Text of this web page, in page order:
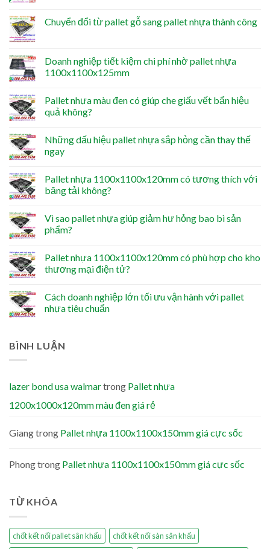
Chuyển đổi từ pallet gỗ sang pallet nhựa thành công
Doanh nghiệp tiết kiệm chi phí nhờ pallet nhựa
1100x1100x125mm
Pallet nhựa màu đen có giúp che giấu vết bẩn hiệu
quả không?
Những dấu hiệu pallet nhựa sắp hỏng cần thay thế
ngay
Pallet nhựa 1100x1100x120mm có tương thích với
băng tải không?
Vì sao pallet nhựa giúp giảm hư hỏng bao bì sản
phẩm?
Pallet nhựa 1100x1100x120mm có phù hợp cho kho
thương mại điện tử?
Cách doanh nghiệp lớn tối ưu vận hành với pallet
nhựa tiêu chuẩn
BÌNH LUẬN
lazer bond usa walmartrong Pallet nhựa
1200x1000x120mm màu đen giá rẻ
Giangtrong Pallet nhựa 1100x1100x150mm giá cực sốc
Phongtrong Pallet nhựa 1100x1100x150mm giá cực sốc
TỪ KHÓA
chốt kết nối pallet sân khấu
chốt kết nối sàn sân khấu